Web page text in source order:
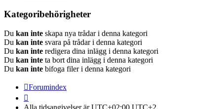
Kategoribehörigheter
Du kan inte skapa nya trådar i denna kategori
Du kan inte svara på trådar i denna kategori
Du kan inte redigera dina inlägg i denna kategori
Du kan inte ta bort dina inlägg i denna kategori
Du kan inte bifoga filer i denna kategori
Forumindex
Alla tidsangivelser är UTC+02:00 UTC+2